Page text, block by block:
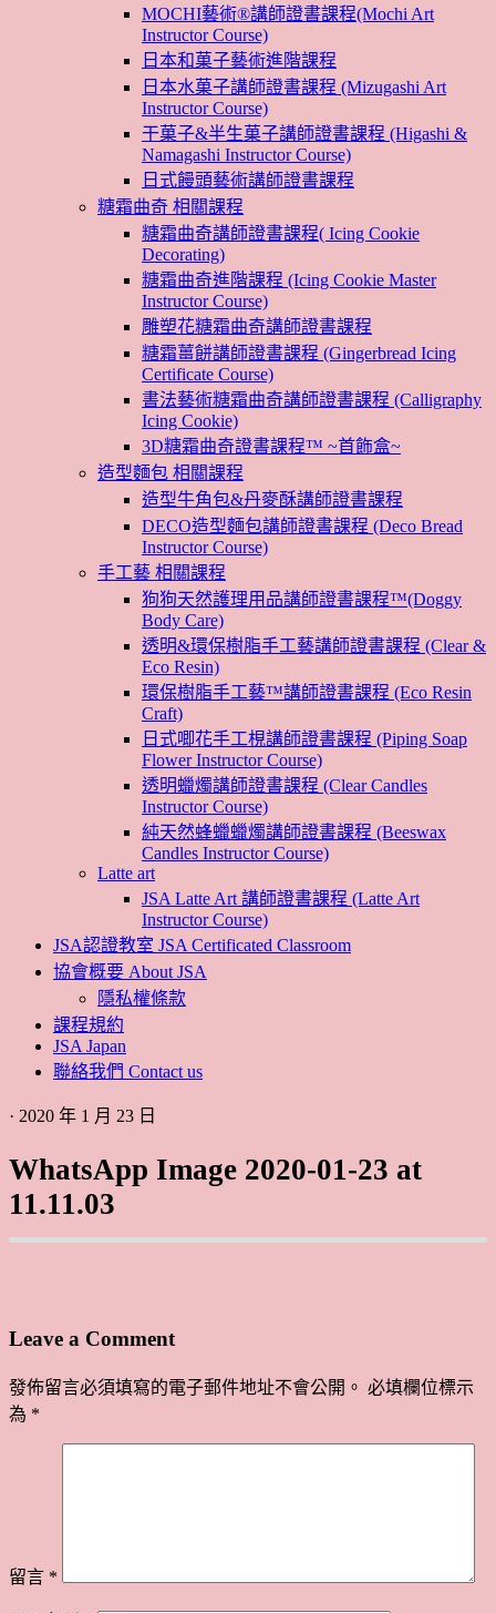
MOCHI藝術®講師證書課程(Mochi Art
Instructor Course)
日本和菓子藝術進階課程
日本水菓子講師證書課程 (Mizugashi Art
Instructor Course)
干菓子&半生菓子講師證書課程 (Higashi &
Namagashi Instructor Course)
日式饅頭藝術講師證書課程
糖霜曲奇 相關課程
糖霜曲奇講師證書課程( Icing Cookie
Decorating)
糖霜曲奇進階課程 (Icing Cookie Master
Instructor Course)
雕塑花糖霜曲奇講師證書課程
糖霜薑餅講師證書課程 (Gingerbread Icing
Certificate Course)
書法藝術糖霜曲奇講師證書課程 (Calligraphy
Icing Cookie)
3D糖霜曲奇證書課程™ ~首飾盒~
造型麵包 相關課程
造型牛角包&丹麥酥講師證書課程
DECO造型麵包講師證書課程 (Deco Bread
Instructor Course)
手工藝 相關課程
狗狗天然護理用品講師證書課程™(Doggy
Body Care)
透明&環保樹脂手工藝講師證書課程 (Clear &
Eco Resin)
環保樹脂手工藝™講師證書課程 (Eco Resin
Craft)
日式唧花手工梘講師證書課程 (Piping Soap
Flower Instructor Course)
透明蠟燭講師證書課程 (Clear Candles
Instructor Course)
純天然蜂蠟蠟燭講師證書課程 (Beeswax
Candles Instructor Course)
Latte art
JSA Latte Art 講師證書課程 (Latte Art
Instructor Course)
JSA認證教室 JSA Certificated Classroom
協會概要 About JSA
隱私權條款
課程規約
JSA Japan
聯絡我們 Contact us
· 2020 年 1 月 23 日
WhatsApp Image 2020-01-23 at
11.11.03
Leave a Comment
發佈留言必須填寫的電子郵件地址不會公開。 必填欄位標示
為 *
留言 *